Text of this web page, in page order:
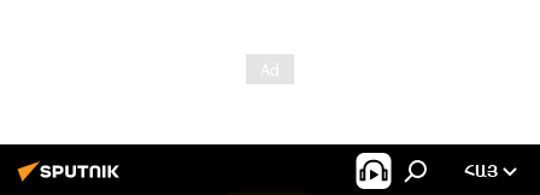
ՀԱՅ